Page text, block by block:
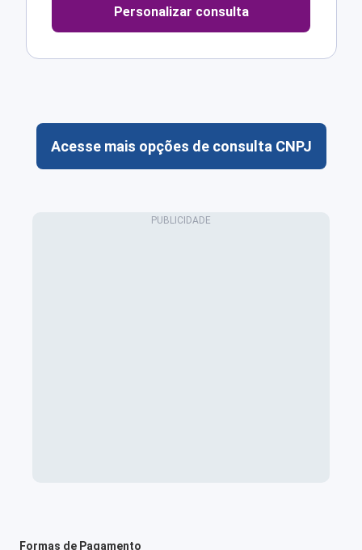
Personalizar consulta
Acesse mais opções de consulta CNPJ
Formas de Pagamento